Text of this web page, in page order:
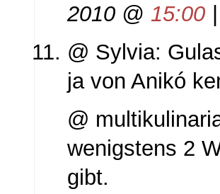
2010 @ 15:00
@ Sylvia:
ja von Anikó
@
wenigstens 2
gibt.